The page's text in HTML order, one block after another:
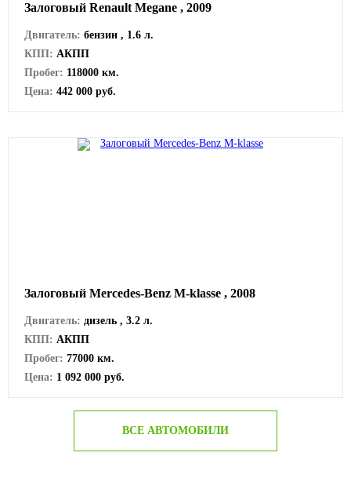
Залоговый Renault Megane , 2009
Двигатель: бензин , 1.6 л.
КПП: АКПП
Пробег: 118000 км.
Цена: 442 000 руб.
Залоговый Mercedes-Benz M-klasse , 2008
Двигатель: дизель , 3.2 л.
КПП: АКПП
Пробег: 77000 км.
Цена: 1 092 000 руб.
ВСЕ АВТОМОБИЛИ